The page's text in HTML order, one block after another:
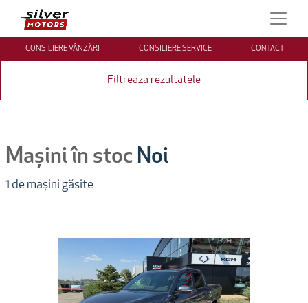
CONSILIERE VÂNZĂRI CONSILIERE SERVICE CONTACT
Filtreaza rezultatele
Mașini în stoc Noi
1 de mașini găsite